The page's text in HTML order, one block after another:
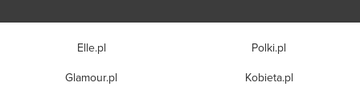
Elle.pl
Glamour.pl
Polki.pl
Kobieta.pl